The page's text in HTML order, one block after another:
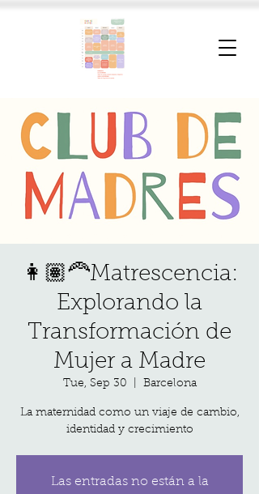
👩🏽‍🦰Matrescencia:
Explorando la
Transformación de
Mujer a Madre
Tue, Sep 30 Barcelona
La maternidad como un viaje de cambio,
identidad y crecimiento
Las entradas no están a la